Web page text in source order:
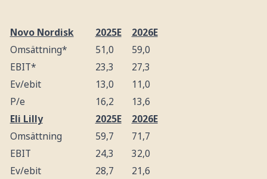
Novo Nordisk 2025E
2026E
Omsättning*
51,0
59,0
EBIT*
23,3
27,3
Ev/ebit
13,0
11,0
P/e
16,2
13,6
Eli Lilly
2025E
2026E
Omsättning
59,7
71,7
EBIT
24,3
32,0
Ev/ebit
28,7
21,6